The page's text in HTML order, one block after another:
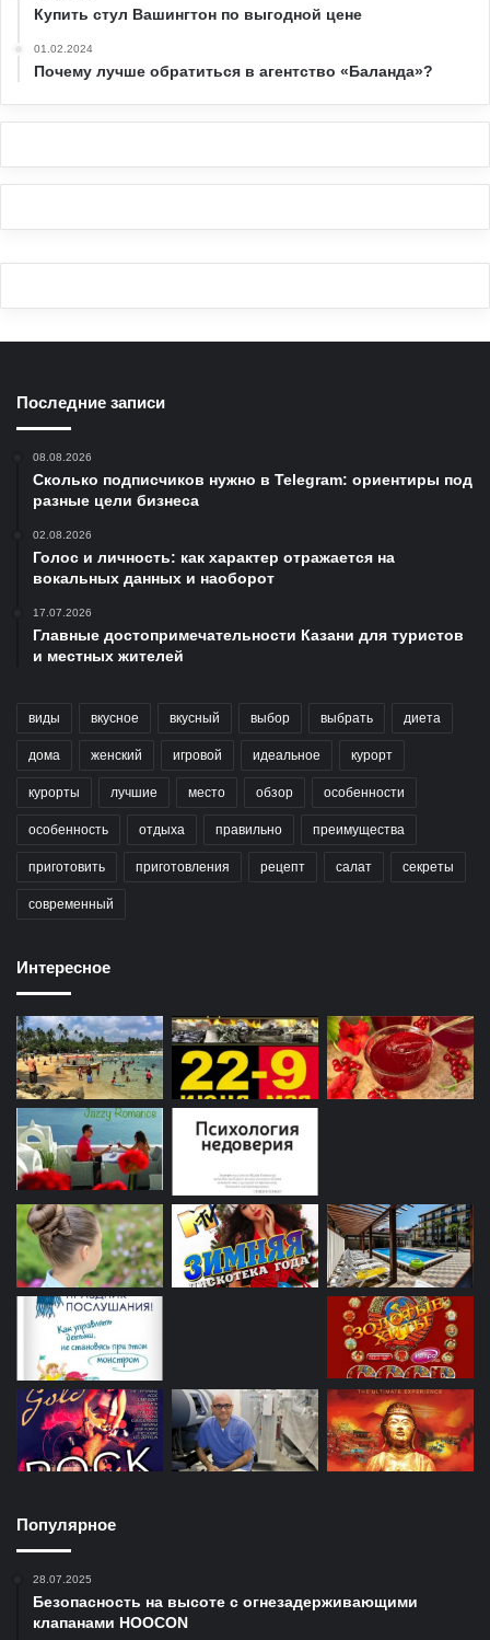
Купить стул Вашингтон по выгодной цене
01.02.2024
Почему лучше обратиться в агентство «Баланда»?
Последние записи
08.08.2026
Сколько подписчиков нужно в Telegram: ориентиры под
разные цели бизнеса
02.08.2026
Голос и личность: как характер отражается на
вокальных данных и наоборот
17.07.2026
Главные достопримечательности Казани для туристов
и местных жителей
виды вкусное вкусный выбор выбрать диета
дома женский игровой идеальное курорт
курорты лучшие место обзор особенности
особенность отдыха правильно преимущества
приготовить приготовления рецепт салат секреты
современный
Интересное
Популярное
28.07.2025
Безопасность на высоте с огнезадерживающими
клапанами HOOCON